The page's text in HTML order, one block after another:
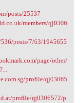
posts/25537
members/qj0306
posts/7/63/1945655
page/other/
profile/qj03065
profile/qj0306572/p